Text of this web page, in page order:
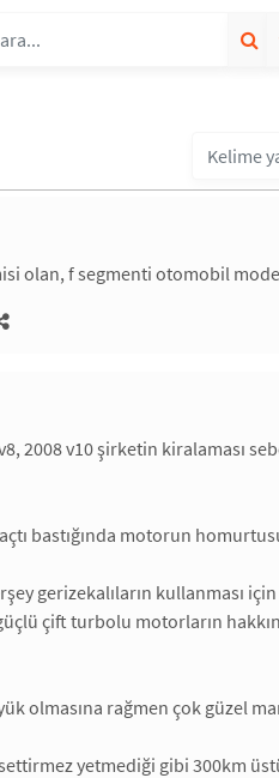
olan, f segmenti otomobil
v8, 2008 v10 şirketin kiralaması
bastığında motorun
gerizekalıların kullanması
çift turbolu motorların
olmasına rağmen çok güzel
yetmediği gibi 300km